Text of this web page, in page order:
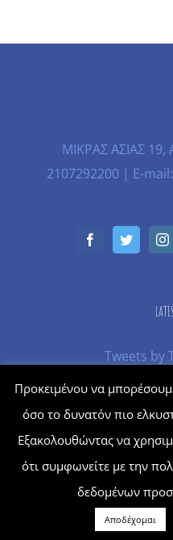
ΜΙΚΡΑΣ ΑΣΙΑΣ
2107292200 | E-
Tweets by
© Copyright2026 |
Προκειμένου να
όσο το δυνατόν πιο
Εξακολουθώντας να
ότι συμφωνείτε με την
δεδομένων
Αποδέχομαι